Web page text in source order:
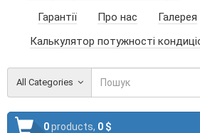
Гарантії
Про нас Галерея
Калькулятор потужності
All Categories
0products, 0 $